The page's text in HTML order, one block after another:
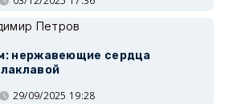
Петров
нержавеющие сердца
29/09/2025 19:28